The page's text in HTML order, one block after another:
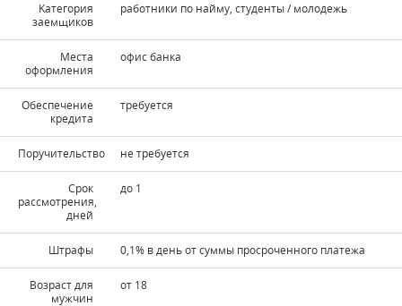
Kатегория
заемщиков
работники по найму, студенты / молодежь
Места
оформления
офис банка
Обеспечение
кредита
требуется
Поручительство не требуется
Срок
рассмотрения,
дней
до 1
Штрафы 0,1% в день от суммы просроченного платежа
Возраст для
мужчин
от 18